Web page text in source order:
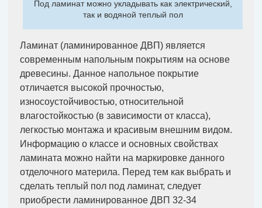
Под ламинат можно укладывать как электрический,
так и водяной теплый пол
Ламинат (ламинированное ДВП) является
современным напольным покрытиям на основе
древесины. Данное напольное покрытие
отличается высокой прочностью,
износоустойчивостью, относительной
влагостойкостью (в зависимости от класса),
легкостью монтажа и красивым внешним видом.
Информацию о классе и основных свойствах
ламината можно найти на маркировке данного
отделочного материла. Перед тем как выбрать и
сделать теплый пол под ламинат, следует
приобрести ламинированное ДВП 32-34